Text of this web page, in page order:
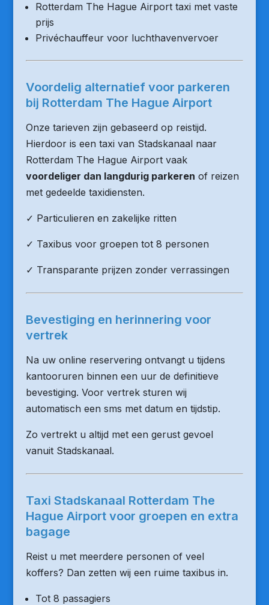
Rotterdam The Hague Airport taxi met vaste
prijs
Privéchauffeur voor luchthavenvervoer
Voordelig alternatief voor parkeren
bij Rotterdam The Hague Airport
Onze tarieven zijn gebaseerd op reistijd.
Hierdoor is een taxi van Stadskanaal naar
Rotterdam The Hague Airport vaak
voordeliger dan langdurig parkeren of reizen
met gedeelde taxidiensten.
✓ Particulieren en zakelijke ritten
✓ Taxibus voor groepen tot 8 personen
✓ Transparante prijzen zonder verrassingen
Bevestiging en herinnering voor
vertrek
Na uw online reservering ontvangt u tijdens
kantooruren binnen een uur de definitieve
bevestiging. Voor vertrek sturen wij
automatisch een sms met datum en tijdstip.
Zo vertrekt u altijd met een gerust gevoel
vanuit Stadskanaal.
Taxi Stadskanaal Rotterdam The
Hague Airport voor groepen en extra
bagage
Reist u met meerdere personen of veel
koffers? Dan zetten wij een ruime taxibus in.
Tot 8 passagiers